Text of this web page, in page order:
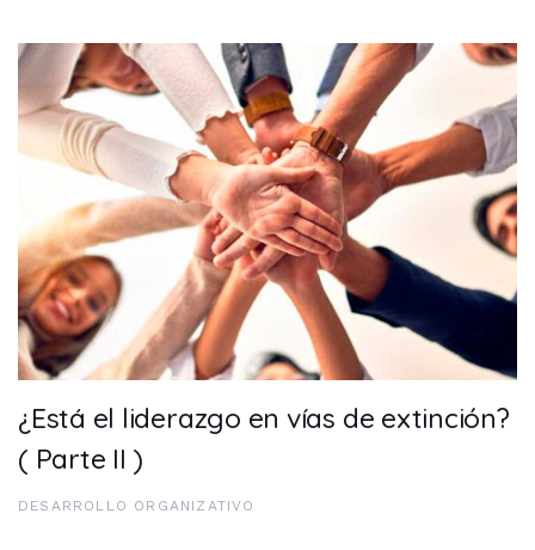
¿Está el liderazgo en vías de extinción?
( Parte II )
DESARROLLO ORGANIZATIVO